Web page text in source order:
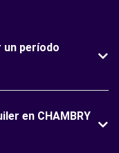
un período
en CHAMBRY